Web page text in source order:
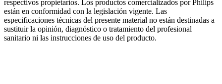
respectivos propietarios. Los productos comercializados por Philips
están en conformidad con la legislación vigente. Las
especificaciones técnicas del presente material no están destinadas a
sustituir la opinión, diagnóstico o tratamiento del profesional
sanitario ni las instrucciones de uso del producto.